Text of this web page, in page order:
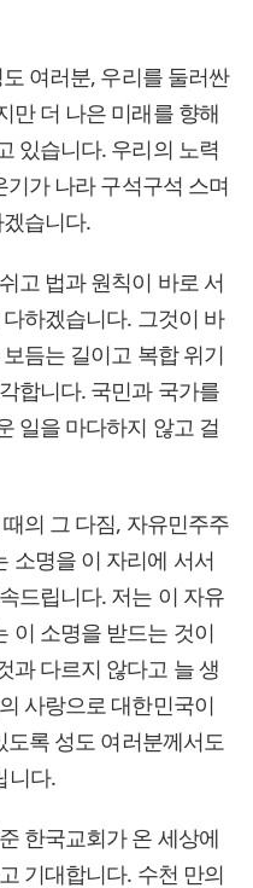
여러분, 우리를 둘러싼
만 더 나은 미래를 향해
있습니다. 우리의 노력
가 나라 구석구석 스며
습니다.
고 법과 원칙이 바로 서
하겠습니다. 그것이 바
듬는 길이고 복합 위기
합니다. 국민과 국가를
일을 마다하지 않고 걸
의 그 다짐, 자유민주주
소명을 이 자리에 서서
드립니다. 저는 이 자유
이 소명을 받드는 것이
과 다르지 않다고 늘 생
사랑으로 대한민국이
록 성도 여러분께서도
니다.
한국교회가 온 세상에
기대합니다. 수천 만의